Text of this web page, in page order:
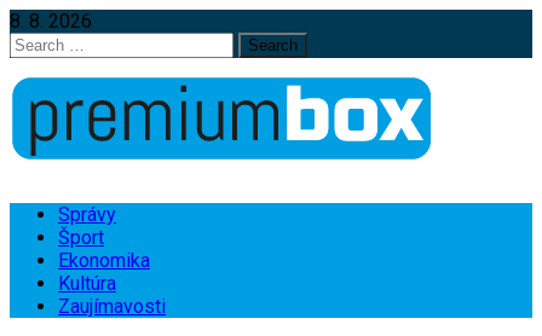
8. 8. 2026
Search
for:
Správy
Šport
Ekonomika
Kultúra
Zaujímavosti